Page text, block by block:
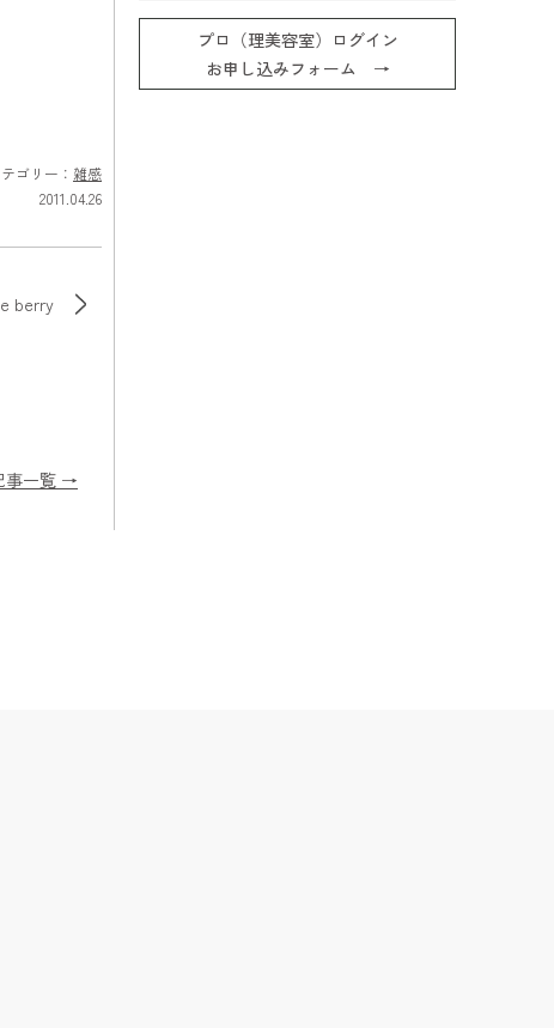
ゴリー： 雑感
2011.04.26
berry
事一覧 →
プロ（理美容室）ログイン
お申し込みフォーム →